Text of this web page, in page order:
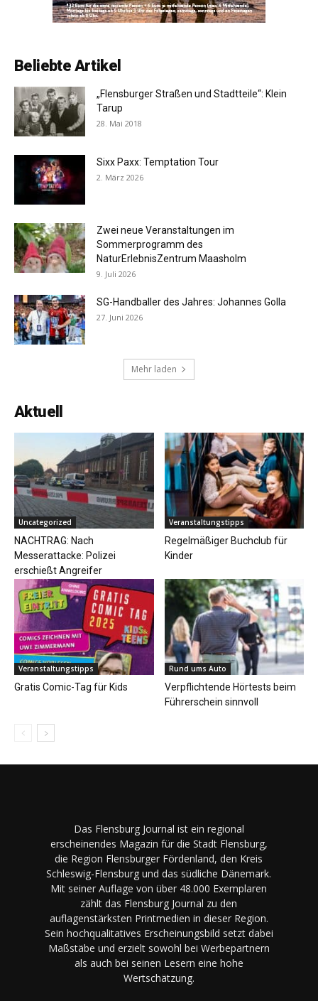
Beliebte Artikel
„Flensburger Straßen und Stadtteile“: Klein
Tarup
28. Mai 2018
Sixx Paxx: Temptation Tour
2. März 2026
Zwei neue Veranstaltungen im
Sommerprogramm des
NaturErlebnisZentrum Maasholm
9. Juli 2026
SG-Handballer des Jahres: Johannes Golla
27. Juni 2026
Mehr laden
Aktuell
Uncategorized
NACHTRAG: Nach
Messerattacke: Polizei
erschießt Angreifer
Veranstaltungstipps
Regelmäßiger Buchclub für
Kinder
Veranstaltungstipps
Gratis Comic-Tag für Kids
Rund ums Auto
Verpflichtende Hörtests beim
Führerschein sinnvoll
Das Flensburg Journal ist ein regional
erscheinendes Magazin für die Stadt Flensburg,
die Region Flensburger Fördenland, den Kreis
Schleswig-Flensburg und das südliche Dänemark.
Mit seiner Auflage von über 48.000 Exemplaren
zählt das Flensburg Journal zu den
auflagenstärksten Printmedien in dieser Region.
Sein hochqualitatives Erscheinungsbild setzt dabei
Maßstäbe und erzielt sowohl bei Werbepartnern
als auch bei seinen Lesern eine hohe
Wertschätzung.